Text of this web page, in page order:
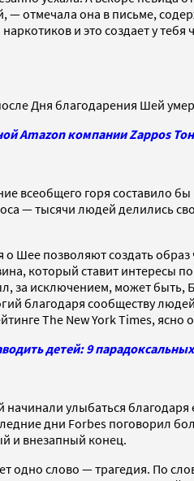
— отмечала она в письме,
и это создает у тебя
Дня благодарения Шей
Amazon компании Zappos
всеобщего горя составило
— тысячи людей делились
о Шее позволяют создать
который ставит интересы
за исключением, может быть,
благодаря сообществу
The New York Times, ясно
детей: 9
начинали улыбаться
дни Forbes поговорил
и внезапный конец.
одно слово — трагедия. По